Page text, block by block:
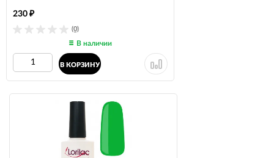
(0)
230 ₽
В наличии
В КОРЗИНУ